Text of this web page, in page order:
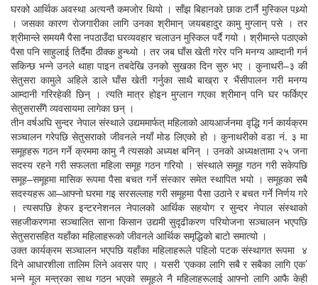
घरको आर्थिक अवस्था अत्यन्तै कमजोर थियो । साँझ बिहानको छाक टार्नै मुस्किल पथ्र्यो
। जसका कारण रोजगारीका लागि उनका श्रीमान् जयबहादुर कामु मुग्लान् पसे । तर
श्रीमान्ले समयमै पैसा नपठाउँदा घरव्यवहार चलाउन मुस्किल पर्दै गयो । श्रीमान्ले पठाएको
पैसा पनि साहुलाई तिर्दैमा ठीक्क हुन्थ्यो । तर जब घाँस खेती गरेर पनि मनग्य आम्दानी गर्न
सकिन्छ भन्ने उनले थाहा पाइन तबदेखि उनको सुखका दिन सुरु भए । कुनाथरी–३ की
सेतुसरा कामुले अहिले डाले घाँस खेती गर्नुका साथै बाख्रा र भैंसीपालन गरी मनग्य
आम्दानी गरिरहेकी छिन् । त्यति मात्र होइन मुग्लान गएका श्रीमान् पनि घर फर्किएर
सेतुसरासँगै व्यवसायमा लागेका छन् ।
तीन वर्षअघि सुन्दर नेपाल संस्थाले उद्यममार्फत् महिलाको आयआर्जनमा वृद्धि गर्न कार्यक्रम
सञ्चालन गरेपछि सेतुसराको जीवनले नयाँ मोड लिएको हो । कुनाथरीको वडा नं. ३ मा
समूहहरू गठन गर्ने क्रममा कामु नै त्यसको अध्यक्ष बनिन् । उनको अध्यक्षतामा २५ जना
सदस्य रहने गरी सफलता महिला समूह गठन गरियो । संस्थाले समूह गठन गरी सकेपछि
समूह–समूहमा मासिक रूपमा पैसा बचत गर्ने संस्कार समेत स्थापित भयो । समूहका सबै
सदस्यहरू आ–आफ्नो घरमा गइ सरसल्लाह गरी समूहमा पैसा उठाने र बचत गर्ने निर्णय गरे
। त्यसपछि हेफर इन्टरनेशनल नेपालको आर्थिक सहयोग र सुन्दर नेपाल संस्थाको
सहजीकरणमा सञ्चालित साना किसान उद्यमी सुदृढीकरण परियोजना सञ्चालन भएपछि
सेतुसरासहित यहाँका महिलाहरूको जीवनले आर्थिक समृद्धिको बाटो समात्यो ।
उक्त कार्यक्रम सञ्चालन भएपछि यहाँका महिलाहरूले पहिलो पटक संस्थागत रूपमा ४
दिने आधारशीला तालिम लिने अवसर पाए । यसरी ‘एकका लागि सबै र सबैका लागि एक’
भन्ने मूल मन्त्रका साथ गठन भएको समूहले नै महिलाहरूलाई आफ्नो लागि आफै केही